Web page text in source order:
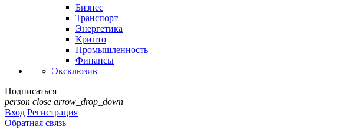
Бизнес
Транспорт
Энергетика
Крипто
Промышленность
Финансы
Эксклюзив
Подписаться
person close arrow_drop_down
Вход Регистрация
Обратная связь